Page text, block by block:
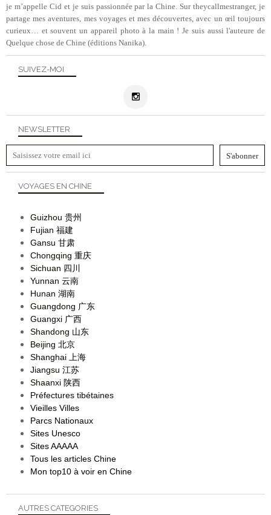
NEWSLETTER
SUIVEZ-MOI
je m’appelle Cid et je suis passionnée par la Chine. Sur theycallmestranger, je
partage mes aventures, mes voyages et mes découvertes, avec un œil toujours
curieux… et souvent un appareil photo à la main ! Je suis aussi l'auteure de
Quelque chose de Chine (éditions Nanika).
VOYAGES EN CHINE
Guizhou 贵州
Fujian 福建
Gansu 甘肃
Chongqing 重庆
Sichuan 四川
Yunnan 云南
Hunan 湖南
Guangdong 广东
Guangxi 广西
Shandong 山东
Beijing 北京
Shanghai 上海
Jiangsu 江苏
Shaanxi 陕西
Préfectures tibétaines
Vieilles Villes
Parcs Nationaux
Sites Unesco
Sites AAAAA
Tous les articles Chine
Mon top10 à voir en Chine
AUTRES CATEGORIES